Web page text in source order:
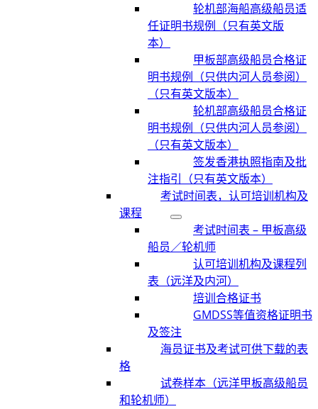
轮机部海船高级船员适
任证明书规例（只有英文版
本）
甲板部高级船员合格证
明书规例（只供内河人员参阅）
（只有英文版本）
轮机部高级船员合格证
明书规例（只供内河人员参阅）
（只有英文版本）
签发香港执照指南及批
注指引（只有英文版本）
考试时间表，认可培训机构及
课程
考试时间表 – 甲板高级
船员／轮机师
认可培训机构及课程列
表（远洋及内河）
培训合格证书
GMDSS等值资格证明书
及签注
海员证书及考试可供下载的表
格
试卷样本（远洋甲板高级船员
和轮机师）